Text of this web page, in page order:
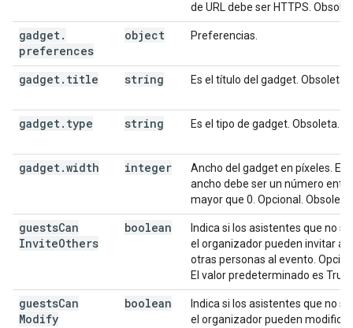
de URL debe ser HTTPS.
gadget.
preferences
object Preferencias.
gadget. title string Es el título del gadget. Obsoleta.
gadget. type string Es el tipo de gadget. Obsoleta.
gadget.width integer
Ancho del gadget en píxeles. El
ancho debe ser un número
mayor que 0. Opcional. Obsoleta.
guestsCan
InviteOthers
boolean
Indica si los asistentes que no
el organizador pueden invitar a
otras personas al evento.
El valor predeterminado es True.
guestsCan
Modify
boolean
Indica si los asistentes que no
el organizador pueden